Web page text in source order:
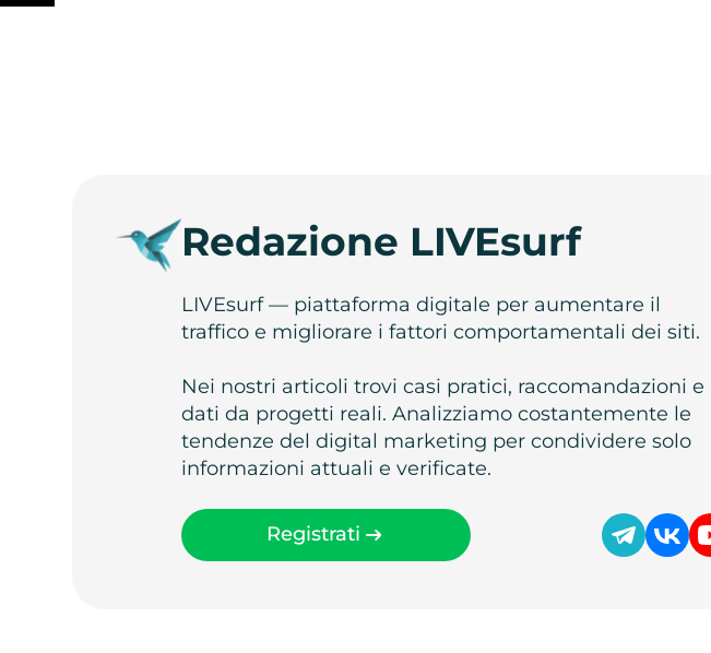
Redazione LIVEsurf
LIVEsurf — piattaforma digitale per aumentare il
traffico e migliorare i fattori comportamentali dei siti.
Nei nostri articoli trovi casi pratici, raccomandazioni e
dati da progetti reali. Analizziamo costantemente le
tendenze del digital marketing per condividere solo
informazioni attuali e verificate.
Registrati